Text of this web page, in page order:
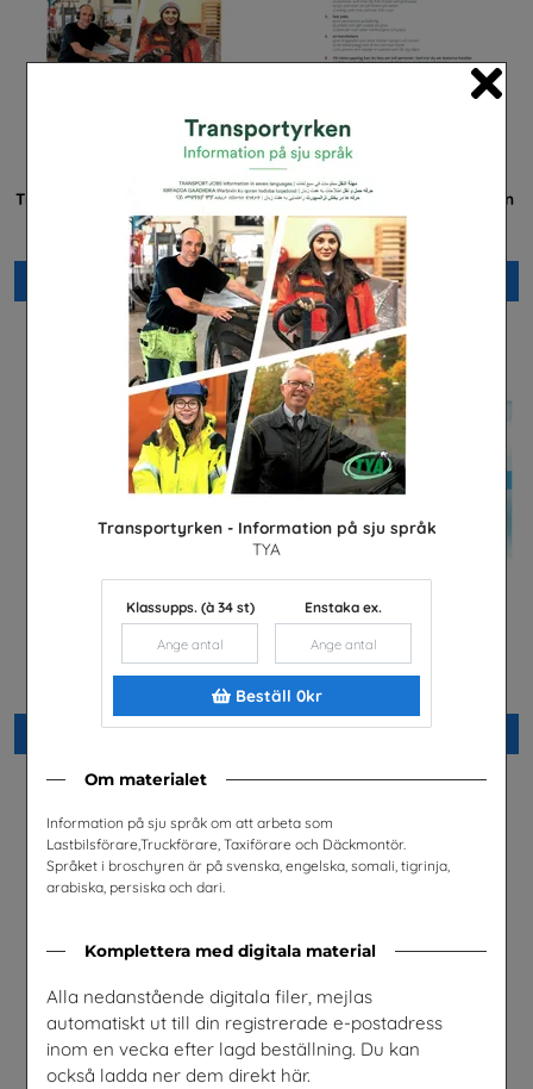
Transportyrken - Information på sju språk
TYA
Klassupps. (à 34 st) Enstaka ex.
Beställ 0kr
Om materialet
Information på sju språk om att arbeta som
Lastbilsförare,Truckförare, Taxiförare och Däckmontör.
Språket i broschyren är på svenska, engelska, somali, tigrinja,
arabiska, persiska och dari.
Komplettera med digitala material
Alla nedanstående digitala filer, mejlas
automatiskt ut till din registrerade e-postadress
inom en vecka efter lagd beställning. Du kan
också ladda ner dem direkt här.
Transportyrken - Information
på sju språk
TYA
Beställ 0kr
Praktisera i energibranschen
Energiföretagen Sverige
Beställ 0kr
stadsnät
Sobona
Beställ 0kr
Arabiska
Installatörsföretagen Service i
Beställ 0kr